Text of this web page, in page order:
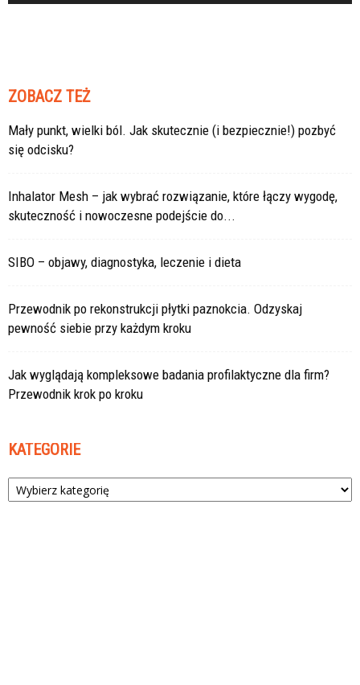
ZOBACZ TEŻ
Mały punkt, wielki ból. Jak skutecznie (i bezpiecznie!) pozbyć
się odcisku?
Inhalator Mesh – jak wybrać rozwiązanie, które łączy wygodę,
skuteczność i nowoczesne podejście do...
SIBO – objawy, diagnostyka, leczenie i dieta
Przewodnik po rekonstrukcji płytki paznokcia. Odzyskaj
pewność siebie przy każdym kroku
Jak wyglądają kompleksowe badania profilaktyczne dla firm?
Przewodnik krok po kroku
KATEGORIE
Kategorie